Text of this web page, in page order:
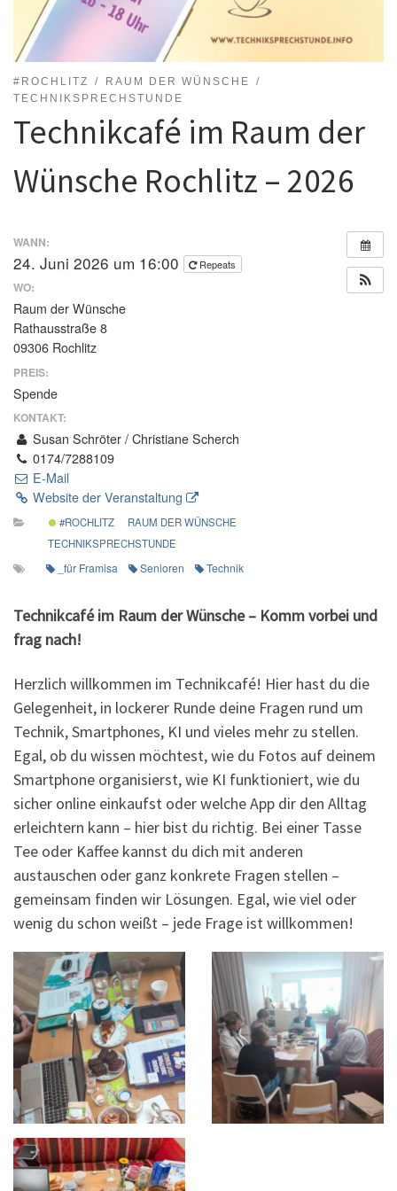
#ROCHLITZ
RAUM DER WÜNSCHE
TECHNIKSPRECHSTUNDE
Technikcafé im Raum der
Wünsche Rochlitz – 2026
WANN:
24. Juni 2026 um 16:00 Repeats
WO:
Raum der Wünsche
Rathausstraße 8
09306 Rochlitz
PREIS:
Spende
KONTAKT:
Susan Schröter / Christiane Scherch
0174/7288109
E-Mail
Website der Veranstaltung
#ROCHLITZ
RAUM DER WÜNSCHE
TECHNIKSPRECHSTUNDE
_für Framisa Senioren Technik
Technikcafé im Raum der Wünsche – Komm vorbei und
frag nach!
Herzlich willkommen im Technikcafé! Hier hast du die
Gelegenheit, in lockerer Runde deine Fragen rund um
Technik, Smartphones, KI und vieles mehr zu stellen.
Egal, ob du wissen möchtest, wie du Fotos auf deinem
Smartphone organisierst, wie KI funktioniert, wie du
sicher online einkaufst oder welche App dir den Alltag
erleichtern kann – hier bist du richtig. Bei einer Tasse
Tee oder Kaffee kannst du dich mit anderen
austauschen oder ganz konkrete Fragen stellen –
gemeinsam finden wir Lösungen. Egal, wie viel oder
wenig du schon weißt – jede Frage ist willkommen!